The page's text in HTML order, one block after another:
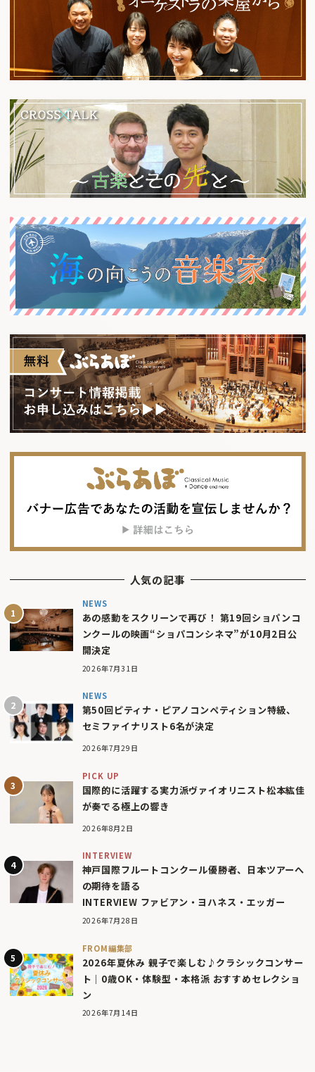
人気の記事
NEWS
あの感動をスクリーンで再び！ 第19回ショパンコ
ンクールの映画“ショパコンシネマ”が10月2日公
開決定
2026年7月31日
NEWS
第50回ピティナ・ピアノコンペティション特級、
セミファイナリスト6名が決定
2026年7月29日
PICK UP
国際的に活躍する実力派ヴァイオリニスト松本紘佳
が奏でる極上の響き
2026年8月2日
INTERVIEW
神戸国際フルートコンクール優勝者、日本ツアーへ
の期待を語る
INTERVIEW ファビアン・ヨハネス・エッガー
2026年7月28日
FROM編集部
2026年夏休み 親子で楽しむ♪クラシックコンサー
ト｜0歳OK・体験型・本格派 おすすめセレクショ
ン
2026年7月14日